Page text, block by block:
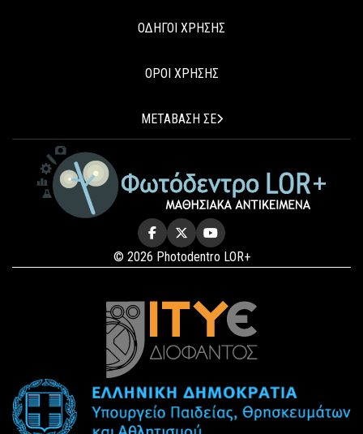
ΟΔΗΓΟΙ ΧΡΗΣΗΣ
ΟΡΟΙ ΧΡΗΣΗΣ
ΜΕΤΑΒΑΣΗ ΣΕ
© 2026 Photodentro LOR+